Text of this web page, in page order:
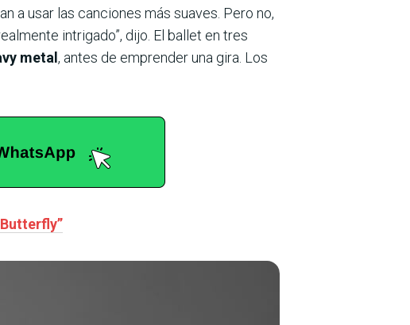
a usar las canciones más suaves. Pero no,
intrigado”, dijo. El ballet en tres
metal , antes de emprender una gira. Los